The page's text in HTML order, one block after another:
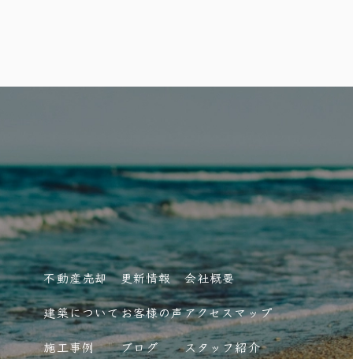
不動産売却
建築について
施工事例
更新情報
お客様の声
ブログ
会社概要
アクセスマップ
スタッフ紹介